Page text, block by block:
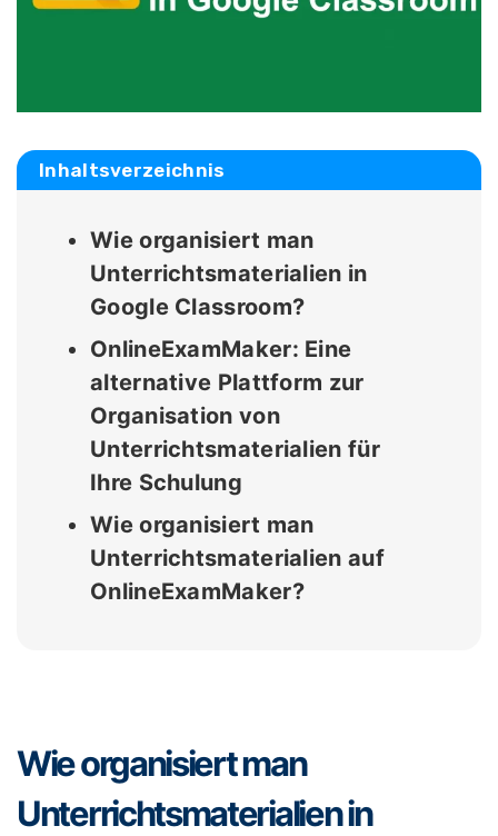
Inhaltsverzeichnis
Wie organisiert man
Unterrichtsmaterialien in
Google Classroom?
OnlineExamMaker: Eine
alternative Plattform zur
Organisation von
Unterrichtsmaterialien für
Ihre Schulung
Wie organisiert man
Unterrichtsmaterialien auf
OnlineExamMaker?
Wie organisiert man
Unterrichtsmaterialien in